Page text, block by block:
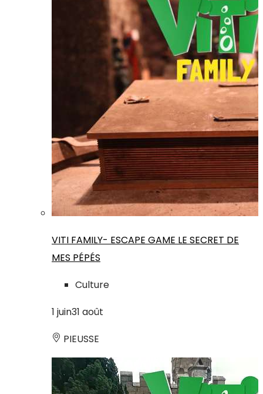
VITI FAMILY- ESCAPE GAME LE SECRET DE
MES PÉPÉS
Culture
1 juin31 août
PIEUSSE